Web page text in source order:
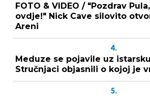
FOTO & VIDEO / "Pozdrav
ovdje!" Nick Cave silovito
Areni
4.
Meduze se pojavile uz
Stručnjaci objasnili o kojoj je
5.